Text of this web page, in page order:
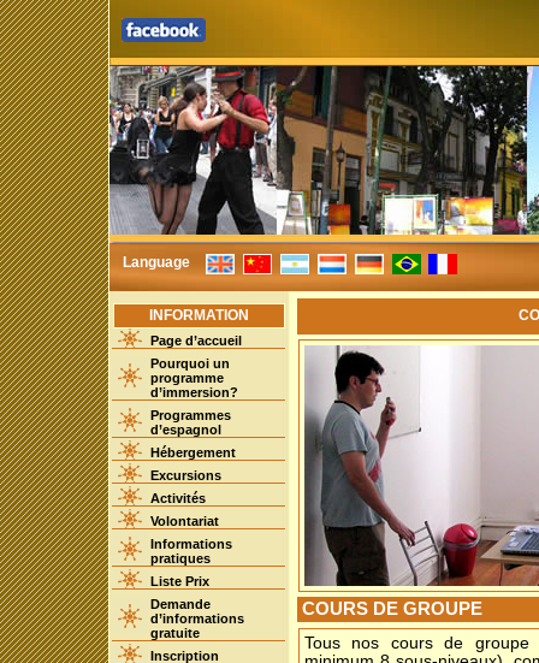
Language
INFORMATION
Page d’accueil
Pourquoi un
programme
d’immersion?
Programmes
d’espagnol
Hébergement
Excursions
Activités
Volontariat
Informations
pratiques
Liste Prix
Demande
d’informations
gratuite
Inscription
COURS DE GROUPE
Tous nos cours de groupe